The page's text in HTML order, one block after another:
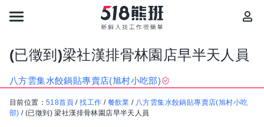
(已徵到)梁社漢排骨林園店早半天人員
八方雲集水餃鍋貼專賣店(旭村小吃部)
目前位置： 518首頁 /找工作 / 餐飲業 / 八方雲集水餃鍋貼專賣店(旭村小吃
部) /(已徵到) 梁社漢排骨林園店早半天人員